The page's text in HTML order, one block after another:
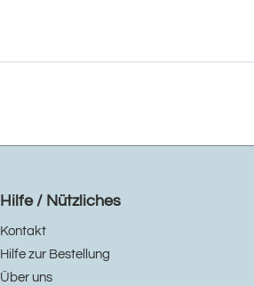
Hilfe / Nützliches
Kontakt
Hilfe zur Bestellung
Über uns